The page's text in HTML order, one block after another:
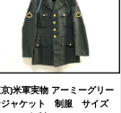
)米軍実物 アーミーグリー
ジャケット 制服 サイズ